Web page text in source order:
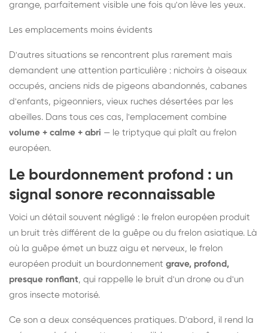
grange, parfaitement visible une fois qu'on lève les yeux.
Les emplacements moins évidents
D'autres situations se rencontrent plus rarement mais
demandent une attention particulière : nichoirs à oiseaux
occupés, anciens nids de pigeons abandonnés, cabanes
d'enfants, pigeonniers, vieux ruches désertées par les
abeilles. Dans tous ces cas, l'emplacement combine
volume + calme + abri — le triptyque qui plaît au frelon
européen.
Le bourdonnement profond : un
signal sonore reconnaissable
Voici un détail souvent négligé : le frelon européen produit
un bruit très différent de la guêpe ou du frelon asiatique. Là
où la guêpe émet un buzz aigu et nerveux, le frelon
européen produit un bourdonnement grave, profond,
presque ronflant, qui rappelle le bruit d'un drone ou d'un
gros insecte motorisé.
Ce son a deux conséquences pratiques. D'abord, il rend la